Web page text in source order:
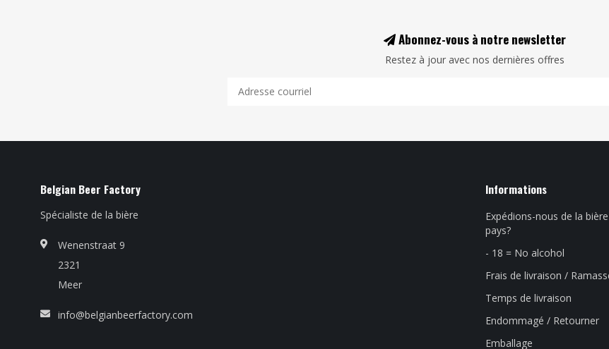
Abonnez-vous à notre newsletter
Restez à jour avec nos dernières offres
Belgian Beer Factory
Spécialiste de la bière
Wenenstraat 9
2321
Meer
info@belgianbeerfactory.com
Informations
Expédions-nous de la
pays?
- 18 = No alcohol
Frais de livraison /
Temps de livraison
Endommagé / Retourner
Emballage